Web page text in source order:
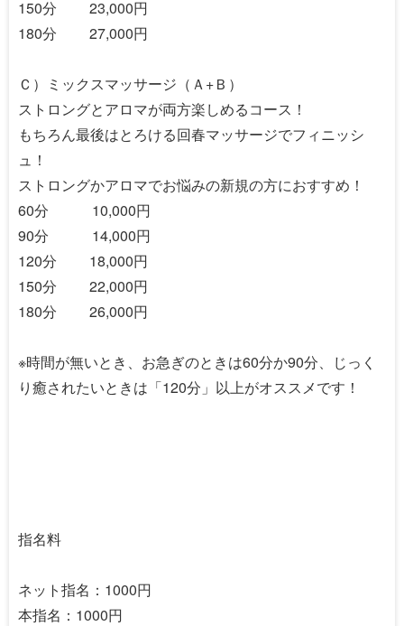
150分 23,000円
180分 27,000円
Ｃ）ミックスマッサージ（Ａ+Ｂ）
ストロングとアロマが両方楽しめるコース！
もちろん最後はとろける回春マッサージでフィニッシ
ュ！
ストロングかアロマでお悩みの新規の方におすすめ！
60分 10,000円
90分 14,000円
120分 18,000円
150分 22,000円
180分 26,000円
※時間が無いとき、お急ぎのときは60分か90分、じっく
り癒されたいときは「120分」以上がオススメです！
指名料
ネット指名：1000円
本指名：1000円